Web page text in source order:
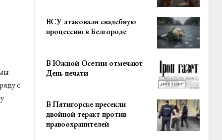
с
ВСУ атаковали свадебную
процессию в Белгороде
В Южной Осетии отмечают
День печати
В Пятигорске пресекли
двойной теракт против
правоохранителей